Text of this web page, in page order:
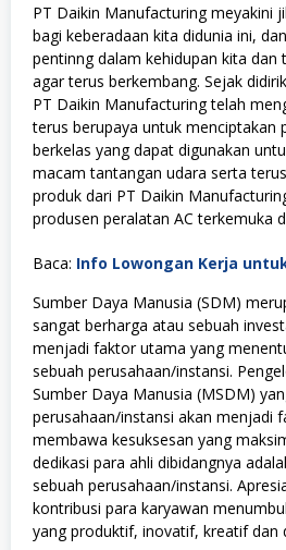
PT Daikin Manufacturing meyakini
bagi keberadaan kita didunia ini,
pentinng dalam kehidupan kita dan
agar terus berkembang. Sejak
PT Daikin Manufacturing telah
terus berupaya untuk menciptakan
berkelas yang dapat digunakan
macam tantangan udara serta
produk dari PT Daikin
produsen peralatan AC terkemuka
Baca: Info Lowongan Kerja
Sumber Daya Manusia (SDM)
sangat berharga atau sebuah
menjadi faktor utama yang
sebuah perusahaan/instansi.
Sumber Daya Manusia (MSDM)
perusahaan/instansi akan menjadi
membawa kesuksesan yang
dedikasi para ahli dibidangnya
sebuah perusahaan/instansi.
kontribusi para karyawan
yang produktif, inovatif, kreatif dan